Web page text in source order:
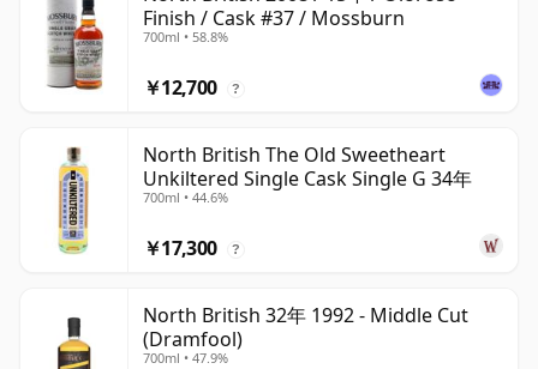
Finish / Cask #37 / Mossburn
700ml • 58.8%
￥12,700 ?
North British The Old Sweetheart
Unkiltered Single Cask Single G 34年
700ml • 44.6%
￥17,300 ?
North British 32年 1992 - Middle Cut
(Dramfool)
700ml • 47.9%